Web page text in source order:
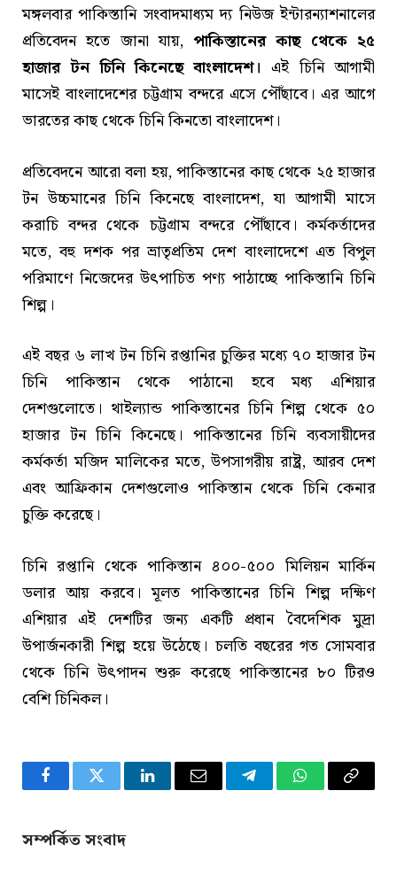
মঙ্গলবার পাকিস্তানি সংবাদমাধ্যম দ্য নিউজ ইন্টারন্যাশনালের
প্রতিবেদন হতে জানা যায়,পাকিস্তানের কাছ থেকে ২৫
হাজার টন চিনি কিনেছে বাংলাদেশ। এই চিনি আগামী
মাসেই বাংলাদেশের চট্টগ্রাম বন্দরে এসে পৌঁছাবে। এর আগে
ভারতের কাছ থেকে চিনি কিনতো বাংলাদেশ।
প্রতিবেদনে আরো বলা হয়, পাকিস্তানের কাছ থেকে ২৫ হাজার
টন উচ্চমানের চিনি কিনেছে বাংলাদেশ, যা আগামী মাসে
করাচি বন্দর থেকে চট্টগ্রাম বন্দরে পৌঁছাবে। কর্মকর্তাদের
মতে, বহু দশক পর ভ্রাতৃপ্রতিম দেশ বাংলাদেশে এত বিপুল
পরিমাণে নিজেদের উৎপাচিত পণ্য পাঠাচ্ছে পাকিস্তানি চিনি
শিল্প।
এই বছর ৬ লাখ টন চিনি রপ্তানির চুক্তির মধ্যে ৭০ হাজার টন
চিনি পাকিস্তান থেকে পাঠানো হবে মধ্য এশিয়ার
দেশগুলোতে। থাইল্যান্ড পাকিস্তানের চিনি শিল্প থেকে ৫০
হাজার টন চিনি কিনেছে। পাকিস্তানের চিনি ব্যবসায়ীদের
কর্মকর্তা মজিদ মালিকের মতে, উপসাগরীয় রাষ্ট্র, আরব দেশ
এবং আফ্রিকান দেশগুলোও পাকিস্তান থেকে চিনি কেনার
চুক্তি করেছে।
চিনি রপ্তানি থেকে পাকিস্তান ৪০০-৫০০ মিলিয়ন মার্কিন
ডলার আয় করবে। মূলত পাকিস্তানের চিনি শিল্প দক্ষিণ
এশিয়ার এই দেশটির জন্য একটি প্রধান বৈদেশিক মুদ্রা
উপার্জনকারী শিল্প হয়ে উঠেছে। চলতি বছরের গত সোমবার
থেকে চিনি উৎপাদন শুরু করেছে পাকিস্তানের ৮০ টিরও
বেশি চিনিকল।
FacebookTwitter LinkedInEmail TelegramWhatsApp
Copy
সম্পর্কিত সংবাদ